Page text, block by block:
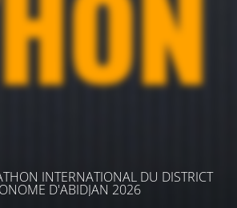
INTERNATIONAL DU DISTRICT
D'ABIDJAN 2026